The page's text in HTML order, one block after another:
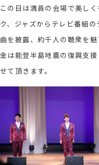
この日は満員の会場で美し
ク、ジャズからテレビ番組
曲を披露、約千人の聴衆を
金は能登半島地震の復興支
せて頂きます。